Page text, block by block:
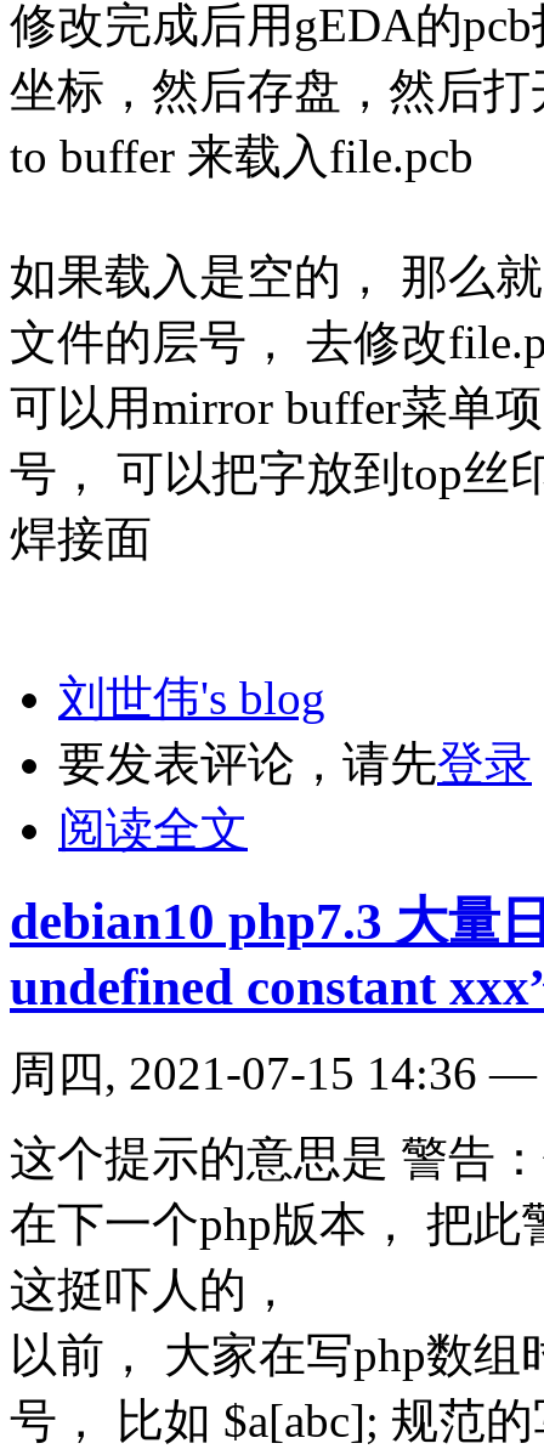
修改完成后用gEDA的
坐标，然后存盘，然后打
to buffer 来载入file.pcb
如果载入是空的， 那么
文件的层号， 去修改
可以用mirror buffer菜单
号， 可以把字放到top丝
焊接面
刘世伟's blog
要发表评论，请先登录
阅读全文
debian10 php7.3 大量
undefined constant
周四, 2021-07-15 14:36
这个提示的意思是 警告
在下一个php版本， 把此
这挺吓人的，
以前， 大家在写php数
号， 比如 $a[abc]; 规范